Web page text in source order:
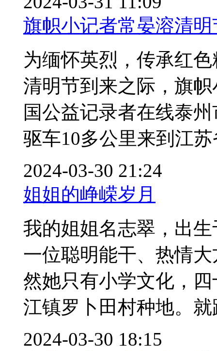
旗帜小记者常晏溶清
为缅怀英烈，传承红
清明节到来之际，旗
国公益记录者在线泰
驱车10多公里来到江
2024-03-30 21:24
姐姐的峥嵘岁月
我的姐姐名志翠，出
一位聪明能干、热情
然她只有小学文化，
江镇罗卜田村种地。就
2024-03-30 18:15